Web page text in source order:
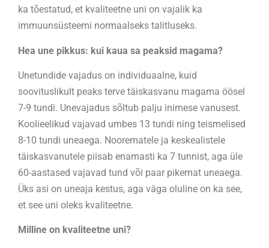
ka tõestatud, et kvaliteetne uni on vajalik ka
immuunsüsteemi normaalseks talitluseks.
Hea une pikkus: kui kaua sa peaksid magama?
Unetundide vajadus on individuaalne, kuid
soovituslikult peaks terve täiskasvanu magama öösel
7-9 tundi. Unevajadus sõltub palju inimese vanusest.
Koolieelikud vajavad umbes 13 tundi ning teismelised
8-10 tundi uneaega. Noorematele ja keskealistele
täiskasvanutele piisab enamasti ka 7 tunnist, aga üle
60-aastased vajavad tund või paar pikemat uneaega.
Üks asi on uneaja kestus, aga väga oluline on ka see,
et see uni oleks kvaliteetne.
Milline on kvaliteetne uni?